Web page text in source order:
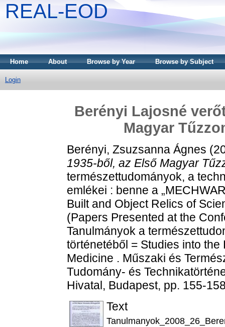
REAL-EOD
Home About Browse by Year Browse by Subject
Login
Berényi Lajosné
Magyar
Berényi, Zsuzsanna Ágnes
1935-ből, az Első Magyar
természettudományok, a
emlékei : benne a
Built and Object Relics of
(Papers Presented at the
Tanulmányok a
történetéből = Studies into
Medicine . Műszaki és
Tudomány- és
Hivatal, Budapest, pp. 155-
Text